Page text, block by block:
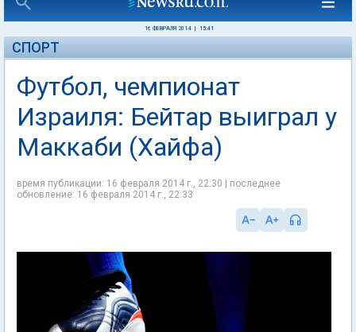
16 ФЕВРАЛЯ 2014 15:41
СПОРТ
Футбол, чемпионат
Израиля: Бейтар выиграл у
Маккаби (Хайфа)
время публикации: 16 февраля 2014 г., 22:30 | последнее
обновление: 16 февраля 2014 г., 22:33